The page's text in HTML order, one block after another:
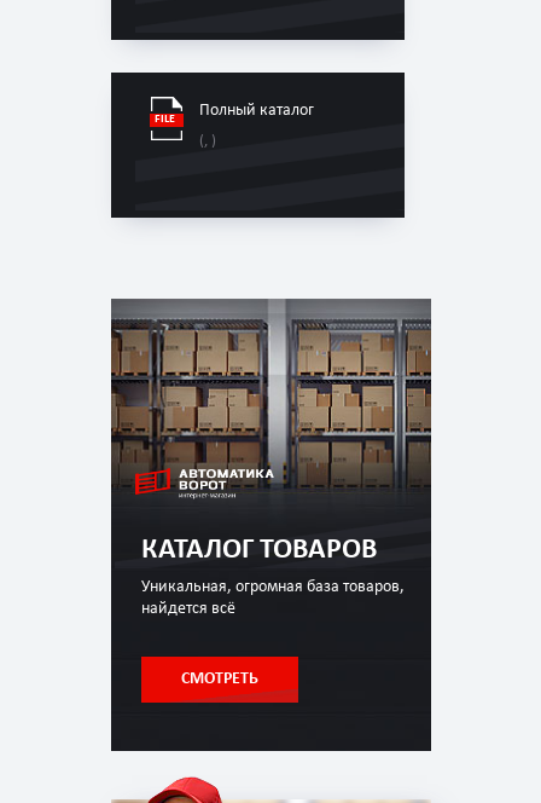
Полный каталог
(, )
КАТАЛОГ ТОВАРОВ
Уникальная, огромная база товаров,
найдется всё
СМОТРЕТЬ